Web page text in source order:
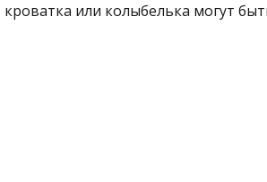
кроватка или колыбелька могут